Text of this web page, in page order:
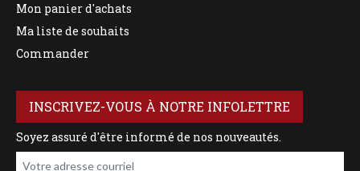
Mon panier d'achats
Ma liste de souhaits
Commander
INSCRIVEZ-VOUS À NOTRE INFOLETTRE
Soyez assuré d'être informé de nos nouveautés.
Votre adresse courriel